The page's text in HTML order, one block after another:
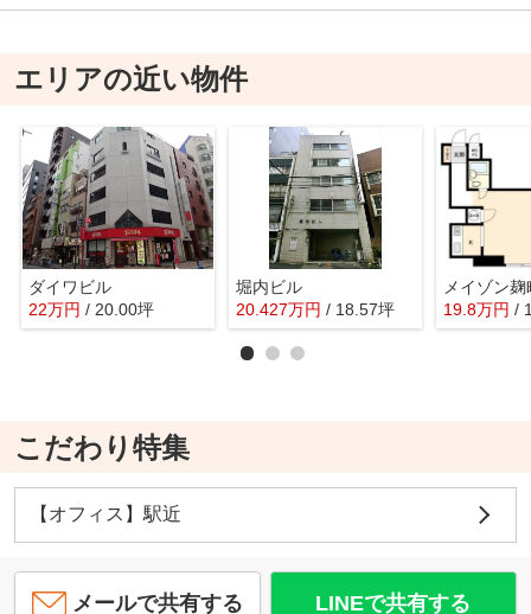
エリアの近い物件
ダイワビル
22万円 / 20.00坪
堀内ビル
20.427万円 / 18.57坪
メイゾン麹
19.8万円 /
こだわり特集
【オフィス】駅近
メールで共有する LINEで共有する